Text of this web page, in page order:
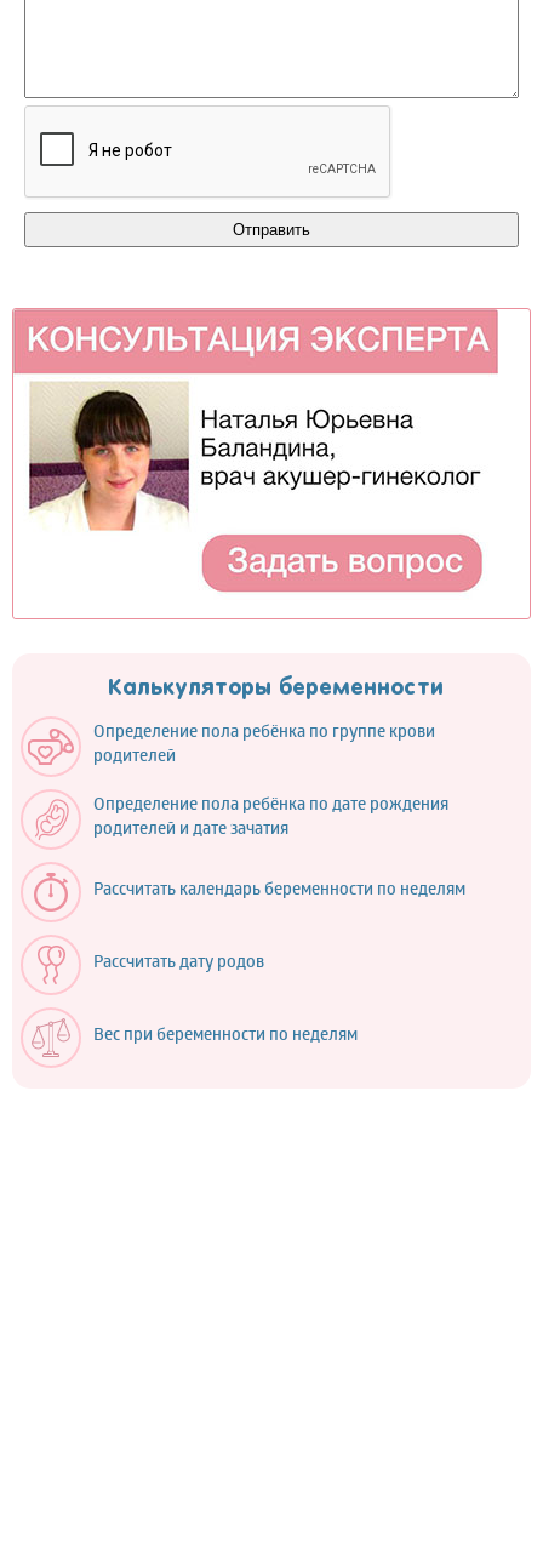
Калькуляторы беременности
Определение пола ребёнка по группе крови
родителей
Определение пола ребёнка по дате рождения
родителей и дате зачатия
Рассчитать календарь беременности по неделям
Рассчитать дату родов
Вес при беременности по неделям